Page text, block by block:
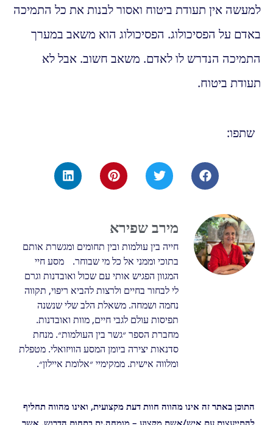
למעשה אין תעודת ביטוח ואסור לבנות את כל התמיכה
באדם על הפסיכולוג. הפסיכולוג הוא משאב במערך
התמיכה הנדרש לו לאדם. משאב חשוב. אבל לא
תעודת ביטוח.
שתפו:
מירב שפירא
חייה בין עולמות ובין תחומים ומגשרת אותם
בתוכי וממני אל כל מי שבוחר. מסע חיי
המגוון הפגיש אותי עם שכול ואובדנות וגרם
לי לבחור בחיים ולרצות להביא ריפוי, תקווה
נחמה ושמחה. משאלת הלב שלי שנשנה
תפיסות עולם לגבי חיים, מוות ואובדנות.
מחברת הספר ״גשר בין העולמות״. מנחת
סדנאות יצירה ביומן המסע הוויזואלי. מטפלת
ומלווה אישית. ממקימיי ״אלומת איילון״.
התוכן באתר זה אינו מהווה חוות דעת מקצועית, ואינו מהווה תחליף
להתייעצות עם איש/אשת מקצוע – מומחה.ית בתחום הדרוש, אשר